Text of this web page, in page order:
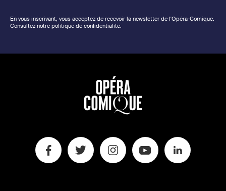
En vous inscrivant, vous acceptez de recevoir la newsletter de l'Opéra-Comique.
Consultez notre politique de confidentialité.